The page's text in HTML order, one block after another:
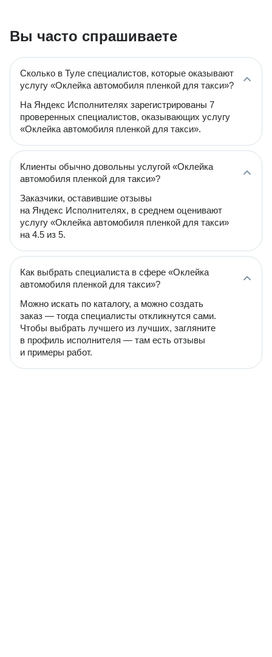
Вы часто спрашиваете
Сколько в Туле специалистов, которые оказывают
услугу «Оклейка автомобиля пленкой для такси»?
На Яндекс Исполнителях зарегистрированы 7
проверенных специалистов, оказывающих услугу
«Оклейка автомобиля пленкой для такси».
Клиенты обычно довольны услугой «Оклейка
автомобиля пленкой для такси»?
Заказчики, оставившие отзывы
на Яндекс Исполнителях, в среднем оценивают
услугу «Оклейка автомобиля пленкой для такси»
на 4.5 из 5.
Как выбрать специалиста в сфере «Оклейка
автомобиля пленкой для такси»?
Можно искать по каталогу, а можно создать
заказ — тогда специалисты откликнутся сами.
Чтобы выбрать лучшего из лучших, загляните
в профиль исполнителя — там есть отзывы
и примеры работ.